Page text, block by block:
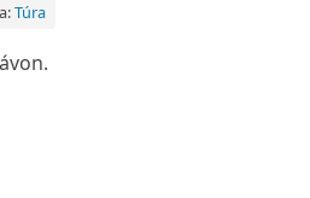
Túra